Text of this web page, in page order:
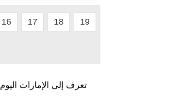
16 17 18 19
تعرف إلى الإمارات اليوم